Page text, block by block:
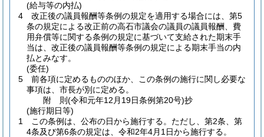
(給与等の内払)
4
改正後の議員報酬等条例の規定を適用する場合には、第5
条の規定による改正前の高石市議会の議員の議員報酬、費
用弁償等に関する条例の規定に基づいて支給された期末手
当は、改正後の議員報酬等条例の規定による期末手当の内
払とみなす。
(委任)
5
前各項に定めるもののほか、この条例の施行に関し必要な
事項は、市長が別に定める。
附 則(令和元年12月19日条例第20号)抄
(施行期日等)
1
この条例は、公布の日から施行する。 ただし、第2条、第
4条及び第6条の規定は、令和2年4月1日から施行する。